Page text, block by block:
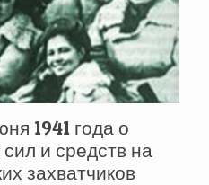
1941 года о
и средств на
захватчиков